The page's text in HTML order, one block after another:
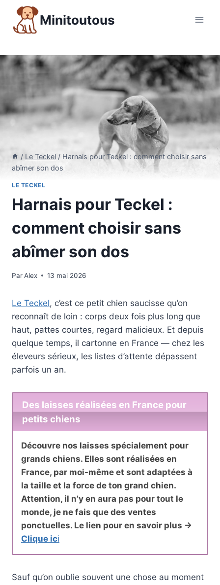
contenu
Minitoutous
/ Le Teckel / Harnais pour Teckel : comment choisir sans
abîmer son dos
LE TECKEL
Harnais pour Teckel :
comment choisir sans
abîmer son dos
ParAlex 13 mai 2026
Le Teckel, c’est ce petit chien saucisse qu’on
reconnaît de loin : corps deux fois plus long que
haut, pattes courtes, regard malicieux. Et depuis
quelque temps, il cartonne en France — chez les
éleveurs sérieux, les listes d’attente dépassent
parfois un an.
Des laisses réalisées en France pour
petits chiens
Découvre nos laisses spécialement pour
grands chiens. Elles sont réalisées en
France, par moi-même et sont adaptées à
la taille et la force de ton grand chien.
Attention, il n’y en aura pas pour tout le
monde, je ne fais que des ventes
ponctuelles. Le lien pour en savoir plus ->
Clique ici
Sauf qu’on oublie souvent une chose au moment